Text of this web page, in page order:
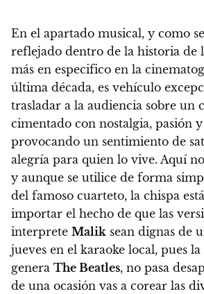
En el apartado musical, y como
reflejado dentro de la historia de
más en especifico en la
última década, es vehículo
trasladar a la audiencia sobre un
cimentado con nostalgia, pasión
provocando un sentimiento de
alegría para quien lo vive. Aquí
y aunque se utilice de forma
del famoso cuarteto, la chispa
importar el hecho de que las
interprete Malik sean dignas de
jueves en el karaoke local, pues
genera The Beatles, no pasa
de una ocasión vas a corear las